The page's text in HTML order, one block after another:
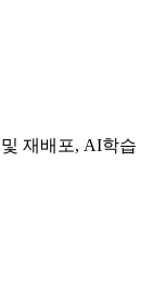
재배포, AI학습